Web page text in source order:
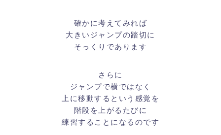
確かに考えてみれば
大きいジャンプの踏切に
そっくりであります
さらに
ジャンプで横ではなく
上に移動するという感覚を
階段を上がるたびに
練習することになるのです